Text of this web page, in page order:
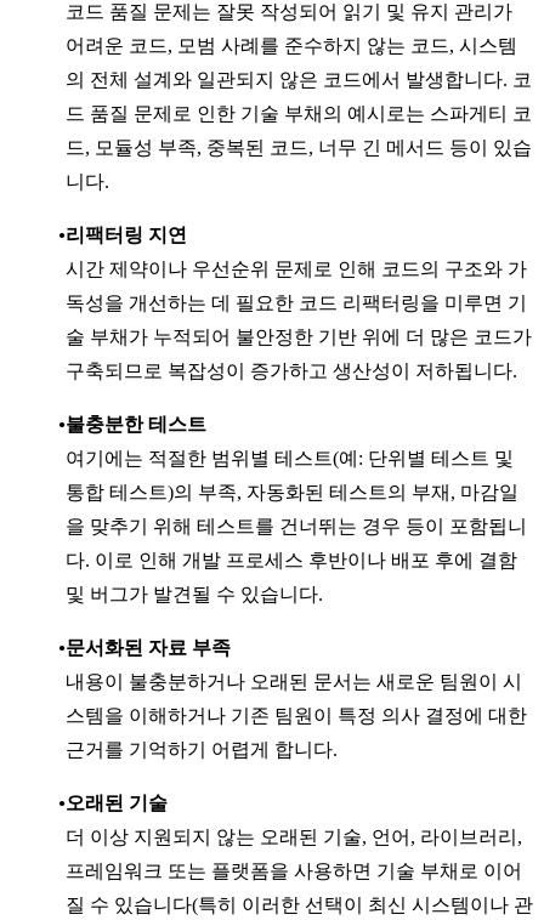
코드 품질 문제는 잘못 작성되어 읽기 및 유지 관리가
어려운 코드, 모범 사례를 준수하지 않는 코드, 시스템
의 전체 설계와 일관되지 않은 코드에서 발생합니다. 코
드 품질 문제로 인한 기술 부채의 예시로는 스파게티 코
드, 모듈성 부족, 중복된 코드, 너무 긴 메서드 등이 있습
니다.
리팩터링 지연
시간 제약이나 우선순위 문제로 인해 코드의 구조와 가
독성을 개선하는 데 필요한 코드 리팩터링을 미루면 기
술 부채가 누적되어 불안정한 기반 위에 더 많은 코드가
구축되므로 복잡성이 증가하고 생산성이 저하됩니다.
불충분한 테스트
여기에는 적절한 범위별 테스트(예: 단위별 테스트 및
통합 테스트)의 부족, 자동화된 테스트의 부재, 마감일
을 맞추기 위해 테스트를 건너뛰는 경우 등이 포함됩니
다. 이로 인해 개발 프로세스 후반이나 배포 후에 결함
및 버그가 발견될 수 있습니다.
문서화된 자료 부족
내용이 불충분하거나 오래된 문서는 새로운 팀원이 시
스템을 이해하거나 기존 팀원이 특정 의사 결정에 대한
근거를 기억하기 어렵게 합니다.
오래된 기술
더 이상 지원되지 않는 오래된 기술, 언어, 라이브러리,
프레임워크 또는 플랫폼을 사용하면 기술 부채로 이어
질 수 있습니다(특히 이러한 선택이 최신 시스템이나 관